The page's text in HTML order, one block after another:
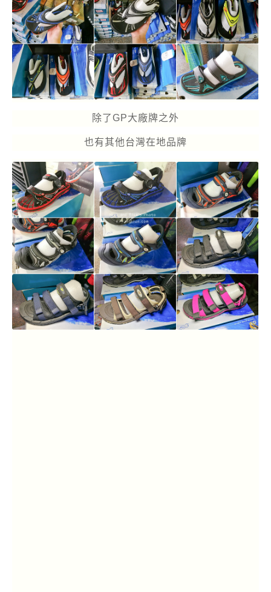
除了GP大廠牌之外
也有其他台灣在地品牌